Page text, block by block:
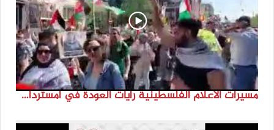
مسيرات الاعلام الفلسطينية رايات العودة في امستردام #النكبة74 #انتماء2022 #القدس_موعدنا